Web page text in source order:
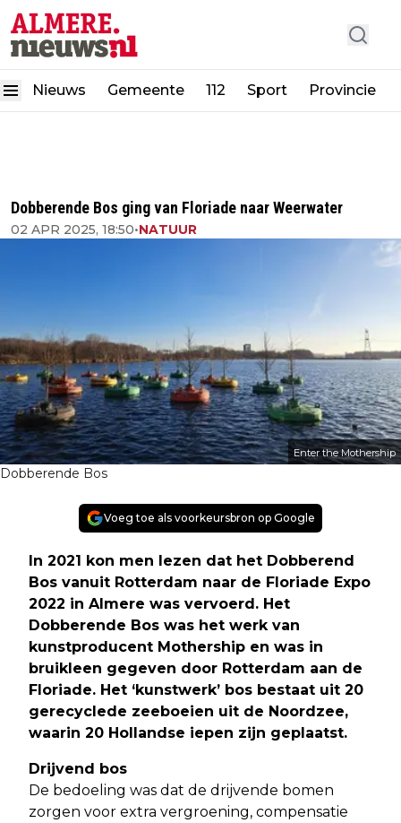
Nieuws Gemeente 112 Sport Provincie
Dobberende Bos ging van Floriade naar Weerwater
02 APR 2025, 18:50•NATUUR
Enter the Mothership
Dobberende Bos
Voeg toe als voorkeursbron op Google
In 2021 kon men lezen dat het Dobberend
Bos vanuit Rotterdam naar de Floriade Expo
2022 in Almere was vervoerd. Het
Dobberende Bos was het werk van
kunstproducent Mothership en was in
bruikleen gegeven door Rotterdam aan de
Floriade. Het ‘kunstwerk’ bos bestaat uit 20
gerecyclede zeeboeien uit de Noordzee,
waarin 20 Hollandse iepen zijn geplaatst.
Drijvend bos
De bedoeling was dat de drijvende bomen
zorgen voor extra vergroening, compensatie